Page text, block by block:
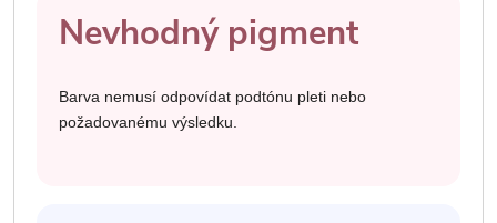
Nevhodný pigment
Barva nemusí odpovídat podtónu pleti nebo
požadovanému výsledku.